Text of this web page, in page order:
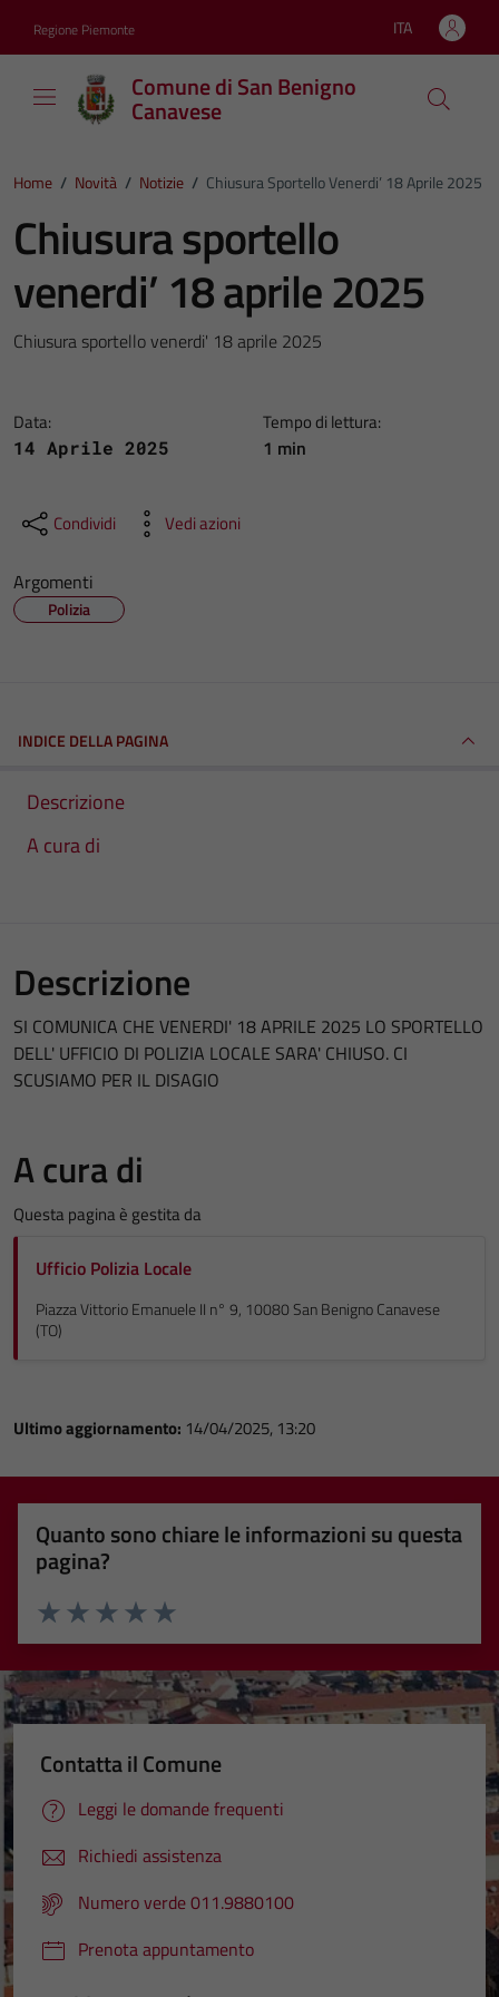
Regione Piemonte Lingua attiva:
ITA
Comune di San Benigno
Canavese
Home / Novità / Notizie / Chiusura Sportello Venerdi’ 18 Aprile 2025
Chiusura sportello
venerdi’ 18 aprile 2025
Chiusura sportello venerdi' 18 aprile 2025
Data:
14 Aprile 2025
Tempo di lettura:
1 min
Condividi Vedi azioni
Argomenti
Polizia
INDICE DELLA PAGINA
Descrizione
A cura di
Descrizione
SI COMUNICA CHE VENERDI' 18 APRILE 2025 LO SPORTELLO
DELL' UFFICIO DI POLIZIA LOCALE SARA' CHIUSO. CI
SCUSIAMO PER IL DISAGIO
A cura di
Questa pagina è gestita da
Ufficio Polizia Locale
Piazza Vittorio Emanuele II n° 9, 10080 San Benigno Canavese
(TO)
Ultimo aggiornamento: 14/04/2025, 13:20
Quanto sono chiare le informazioni su questa
pagina?
Valuta 5 stelle su 5
Valuta 4 stelle su 5
Valuta 3 stelle su 5
Valuta 2 stelle su 5
Valuta 1 stelle su 5
Contatta il Comune
Leggi le domande frequenti
Richiedi assistenza
Numero verde 011.9880100
Prenota appuntamento